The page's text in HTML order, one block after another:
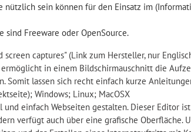
nützlich sein können für den Einsatz im
sind Freeware oder OpenSource.
screen captures" (Link zum Hersteller, nur
ermöglicht in einem Bildschirmauschnitt die
Somit lassen sich recht einfach kurze
Windows; Linux; MacOSX
und einfach Webseiten gestalten. Dieser Editor
verfügt auch über eine grafische Oberfläche.